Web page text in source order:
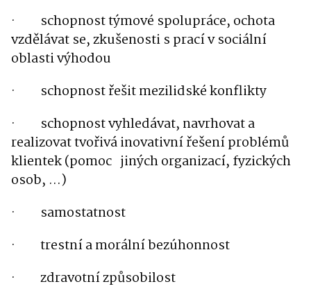
·
schopnost týmové spolupráce, ochota
vzdělávat se, zkušenosti s prací v sociální
oblasti výhodou
·
schopnost řešit mezilidské konflikty
·
schopnost vyhledávat, navrhovat a
realizovat tvořivá inovativní řešení problémů
klientek (pomoc jiných organizací, fyzických
osob, …)
·
samostatnost
·
trestní a morální bezúhonnost
·
zdravotní způsobilost